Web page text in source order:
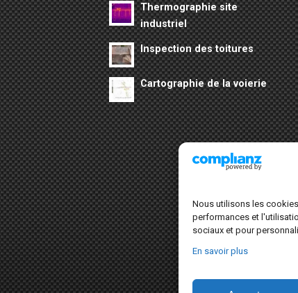
Nous utilisons les
performances et
sociaux et pour
En savoir plus
Thermographie site
industriel
Inspection des toitures
Cartographie de la voierie